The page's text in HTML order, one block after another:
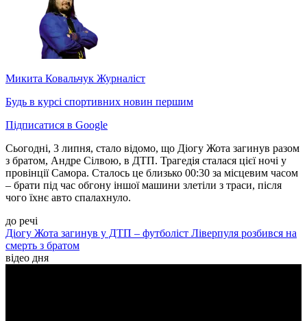
Микита Ковальчук Журналіст
Будь в курсі спортивних новин першим
Підписатися в Google
Сьогодні, 3 липня, стало відомо, що Діогу Жота загинув разом
з братом, Андре Сілвою, в ДТП. Трагедія сталася цієї ночі у
провінції Самора. Сталось це близько 00:30 за місцевим часом
– брати під час обгону іншої машини злетіли з траси, після
чого їхнє авто спалахнуло.
до речі
Діогу Жота загинув у ДТП – футболіст Ліверпуля розбився на
смерть з братом
відео дня